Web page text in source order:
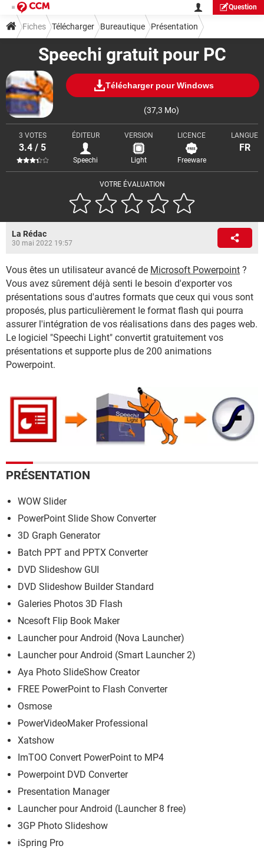
Question
Speechi gratuit pour PC
Télécharger pour Windows
(37,3 Mo)
VOTRE ÉVALUATION
3 VOTES
3.4 / 5
ÉDITEUR
Speechi
VERSION
Light
LICENCE
Freeware
LANGUE
FR
Fiches Télécharger Bureautique Présentation
La Rédac
30 mai 2022 19:57
Vous êtes un utilisateur avancé de Microsoft Powerpoint ?
Vous avez sûrement déjà senti le besoin d'exporter vos
présentations sous d'autres formats que ceux qui vous sont
proposés, plus particulièrement le format flash qui pourra
assurer l'intégration de vos réalisations dans des pages web.
Le logiciel "Speechi Light" convertit gratuitement vos
présentations et supporte plus de 200 animations
Powerpoint.
PRÉSENTATION
WOW Slider
PowerPoint Slide Show Converter
3D Graph Generator
Batch PPT and PPTX Converter
DVD Slideshow GUI
DVD Slideshow Builder Standard
Galeries Photos 3D Flash
Ncesoft Flip Book Maker
Launcher pour Android (Nova Launcher)
Launcher pour Android (Smart Launcher 2)
Aya Photo SlideShow Creator
FREE PowerPoint to Flash Converter
Osmose
PowerVideoMaker Professional
Xatshow
ImTOO Convert PowerPoint to MP4
Powerpoint DVD Converter
Presentation Manager
Launcher pour Android (Launcher 8 free)
3GP Photo Slideshow
iSpring Pro